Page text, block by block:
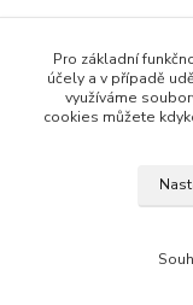
Zboží zařazeno
Minerály, Drůzy,
Pro základní
účely a v případě
využíváme
cookies můžete